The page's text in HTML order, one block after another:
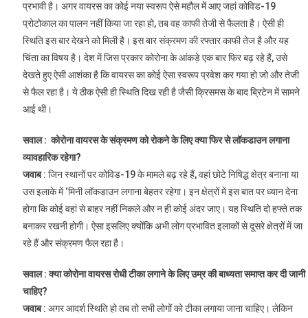
प्रभावी है। अगर वायरस का कोई नया स्वरूप ऐसे महौल में आए जहां कोविड-19
प्रोटोकाल का पालन नहीं किया जा रहा हो, तब वह काफी तेजी से फैलता है। ऐसी ही
स्थिति इस बार देखने को मिली है। इस बार संक्रमण की रफ्तार काफी तेज है और यह
चिंता का विषय है। देश में जिस प्रकार कोरोना के आंकड़े एक बार फिर बढ़ रहे हैं, उसे
देखते हुए ऐसी आशंका है कि वायरस का कोई ऐसा स्वरूप प्रवेश कर गया हो जो और तेजी
से फैल रहा है। ये ठीक ऐसी ही स्थिति दिख रही है जैसी क्रिसमस के बाद ब्रिटेन में सामने
आई थी।
सवाल : कोरोना वायरस के संक्रमण को रोकने के लिए क्या फिर से लॉकडाउन लगाना
व्यावहारिक रहेगा?
जवाब: जिन स्थानों पर कोविड-19 के मामले बढ़ रहे हैं, वहां छोटे निषिद्ध क्षेत्र बनाना या
उस इलाके में ‘मिनी लॉकडाउन लगाना बेहतर रहेगा। इन क्षेत्रों में इस बात पर ध्यान देना
होगा कि कोई वहां से बाहर नहीं निकले और न ही कोई अंदर जाए। यह स्थिति दो हफ्ते तक
बनाकर रखनी होगी। ऐसा इसलिए क्योंकि अभी लोग प्रभावित इलाकों से दूसरे क्षेत्रों में जा
रहे हैं और संक्रमण फैल रहा है।
सवाल : क्या कोरोना वायरस रोधी टीका लगाने के लिए उम्र की बाध्यता समाप्त कर दी जानी
चाहिए?
जवाब: अगर आदर्श स्थिति हो तब तो सभी लोगों को टीका लगाया जाना चाहिए। लेकिन